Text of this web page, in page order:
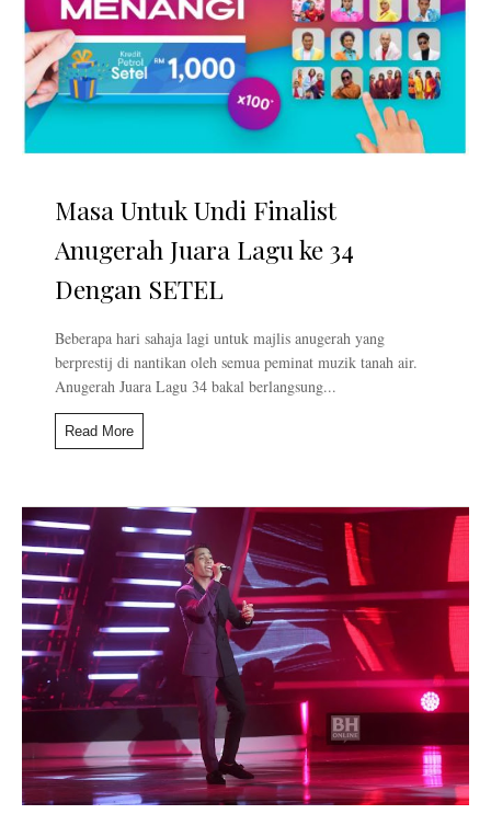
Masa Untuk Undi Finalist
Anugerah Juara Lagu ke 34
Dengan SETEL
Beberapa hari sahaja lagi untuk majlis anugerah yang
berprestij di nantikan oleh semua peminat muzik tanah air.
Anugerah Juara Lagu 34 bakal berlangsung...
Read More